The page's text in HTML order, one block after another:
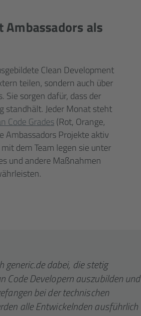
Ambassadors als
Clean Development
teilen, sondern auch über
Sie sorgen dafür, dass der
standhält. Jeder Monat steht
Code Grades(Rot, Orange,
Ambassadors Projekte aktiv
dem Team legen sie unter
und andere Maßnahmen
generic.de dabei, die stetig
Code Developern auszu­bilden und
bei der technischen
alle Ent­wickelnden aus­führ­lich